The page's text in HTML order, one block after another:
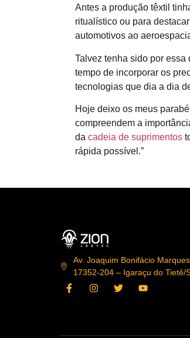
Antes a produção têxtil
ritualístico ou para
automotivos ao
Talvez tenha sido por
tempo de incorporar os
tecnologias que dia a dia
Hoje deixo os meus
compreendem a
da cadeia de suprimentos
rápida possível.”
Av. Joaquim Bonifácio
17352-204 – Igaraçu do Tietê/